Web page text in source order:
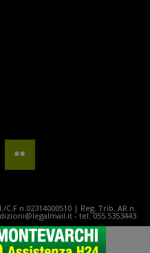
n.02314000510 | Reg. Trib. AR n.
- tel. 055.5353443